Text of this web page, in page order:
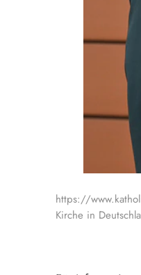
https://
Kirche in